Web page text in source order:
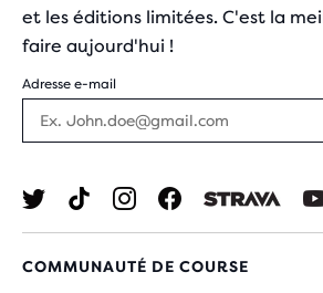
et les éditions limitées. C'est la
faire aujourd'hui !
Adresse e-mail
COMMUNAUTÉ DE COURSE